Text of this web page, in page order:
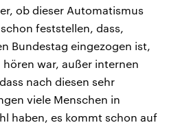
ob dieser Automatismus
feststellen, dass,
Bundestag eingezogen ist,
war, außer internen
nach diesen sehr
viele Menschen in
haben, es kommt schon auf